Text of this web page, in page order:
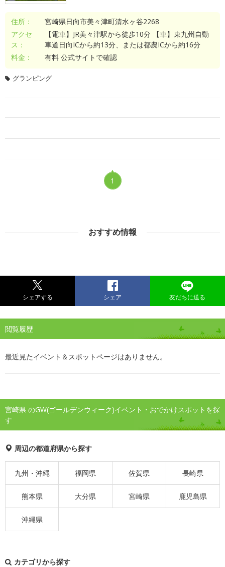
住所：
宮崎県日向市美々津町清水ヶ谷2268
アクセ
ス：
【電車】JR美々津駅から徒歩10分 【車】東九州自動
車道日向ICから約13分、または都農ICから約16分
料金：
有料 公式サイトで確認
グランピング
1
おすすめ情報
シェアする シェア 友だちに送る
閲覧履歴
最近見たイベント＆スポットページはありません。
宮崎県 のGW(ゴールデンウィーク)イベント・おでかけスポットを探
す
周辺の都道府県から探す
九州・沖縄 福岡県 佐賀県 長崎県
熊本県 大分県 宮崎県 鹿児島県
沖縄県
カテゴリから探す